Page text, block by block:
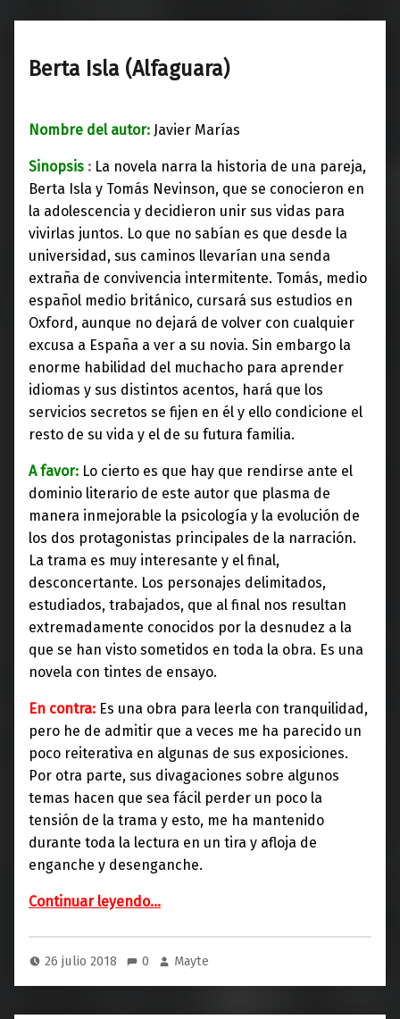
Berta Isla (Alfaguara)
Nombre del autor: Javier Marías
Sinopsis : La novela narra la historia de una pareja,
Berta Isla y Tomás Nevinson, que se conocieron en
la adolescencia y decidieron unir sus vidas para
vivirlas juntos. Lo que no sabían es que desde la
universidad, sus caminos llevarían una senda
extraña de convivencia intermitente. Tomás, medio
español medio británico, cursará sus estudios en
Oxford, aunque no dejará de volver con cualquier
excusa a España a ver a su novia. Sin embargo la
enorme habilidad del muchacho para aprender
idiomas y sus distintos acentos, hará que los
servicios secretos se fijen en él y ello condicione el
resto de su vida y el de su futura familia.
A favor: Lo cierto es que hay que rendirse ante el
dominio literario de este autor que plasma de
manera inmejorable la psicología y la evolución de
los dos protagonistas principales de la narración.
La trama es muy interesante y el final,
desconcertante. Los personajes delimitados,
estudiados, trabajados, que al final nos resultan
extremadamente conocidos por la desnudez a la
que se han visto sometidos en toda la obra. Es una
novela con tintes de ensayo.
En contra: Es una obra para leerla con tranquilidad,
pero he de admitir que a veces me ha parecido un
poco reiterativa en algunas de sus exposiciones.
Por otra parte, sus divagaciones sobre algunos
temas hacen que sea fácil perder un poco la
tensión de la trama y esto, me ha mantenido
durante toda la lectura en un tira y afloja de
enganche y desenganche.
Continuar leyendo…
26 julio 2018 0 Mayte